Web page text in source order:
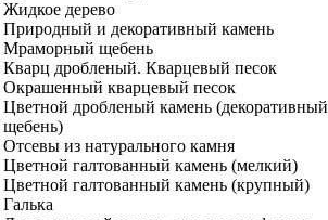
Жидкое дерево
Природный и декоративный камень
Мраморный щебень
Кварц дробленый. Кварцевый песок
Окрашенный кварцевый песок
Цветной дробленый камень (декоративный
щебень)
Отсевы из натурального камня
Цветной галтованный камень (мелкий)
Цветной галтованный камень (крупный)
Галька